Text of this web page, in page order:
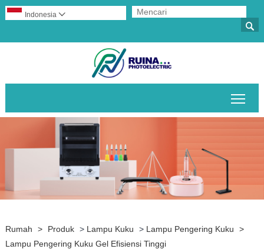

Indonesia 
Rumah > Produk > Lampu Kuku > Lampu Pengering Kuku
>
Lampu Pengering Kuku Gel Efisiensi Tinggi